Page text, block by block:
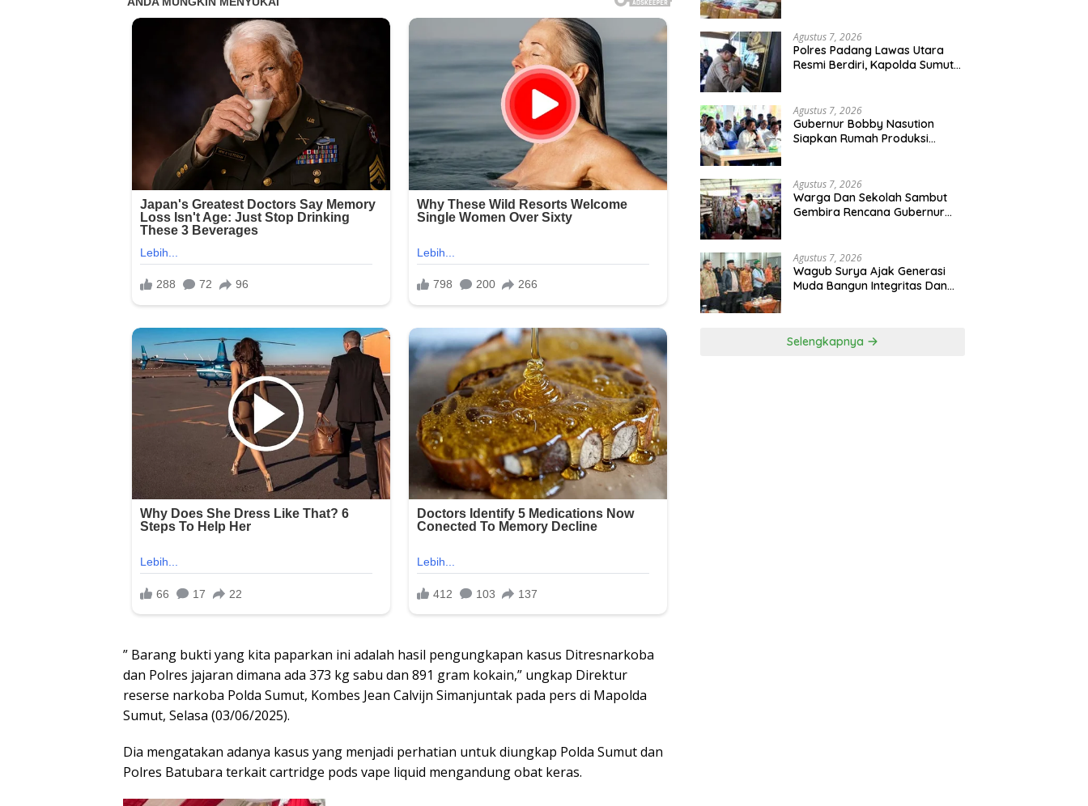
” Barang bukti yang kita paparkan ini adalah hasil pengungkapan kasus Ditresnarkoba
dan Polres jajaran dimana ada 373 kg sabu dan 891 gram kokain,” ungkap Direktur
reserse narkoba Polda Sumut, Kombes Jean Calvijn Simanjuntak pada pers di Mapolda
Sumut, Selasa (03/06/2025).
Dia mengatakan adanya kasus yang menjadi perhatian untuk diungkap Polda Sumut dan
Polres Batubara terkait cartridge pods vape liquid mengandung obat keras.
Agustus 7, 2026
Polres Padang Lawas Utara
Resmi Berdiri, Kapolda Sumut
Agustus 7, 2026
Gubernur Bobby Nasution
Siapkan Rumah Produksi
Agustus 7, 2026
Warga Dan Sekolah Sambut
Gembira Rencana Gubernur
Agustus 7, 2026
Wagub Surya Ajak Generasi
Muda Bangun Integritas Dan
Selengkapnya